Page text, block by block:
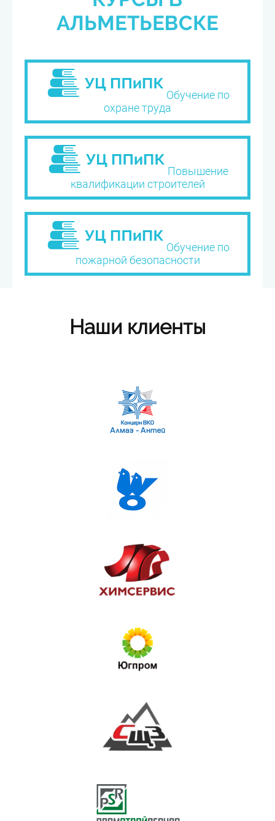
АЛЬМЕТЬЕВСКЕ
Обучение по
охране труда
Повышение
квалификации строителей
Обучение по
пожарной безопасности
Наши клиенты